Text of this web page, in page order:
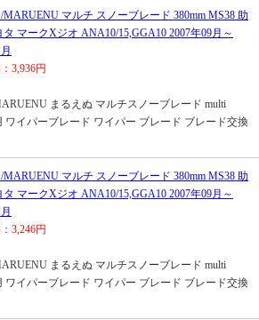
MARUENU マルチ スノーブレード 380mm MS38 助
マークXジオ ANA10/15,GGA10 2007年09月～
3,936円
まるえぬ マルチスノーブレード multi
ワイパーブレード ワイパー ブレード ブレード交換
MARUENU マルチ スノーブレード 380mm MS38 助
マークXジオ ANA10/15,GGA10 2007年09月～
3,246円
まるえぬ マルチスノーブレード multi
ワイパーブレード ワイパー ブレード ブレード交換